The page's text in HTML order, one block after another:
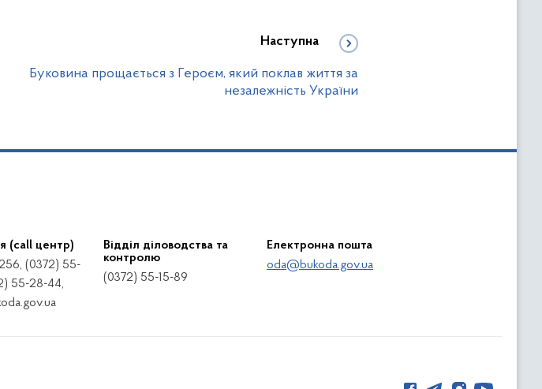
Наступна
Буковина прощається з Героєм, який поклав життя за
незалежність України
(call центр)
(0372) 55-
55-28-44,
Відділ діловодства та
контролю
(0372) 55-15-89
Електронна пошта
oda@bukoda.gov.ua